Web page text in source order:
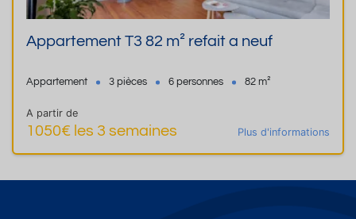
Appartement T3 82 m² refait a neuf
Appartement 3 pièces 6 personnes 82 m²
A partir de
1050€ les 3 semaines Plus d'informations